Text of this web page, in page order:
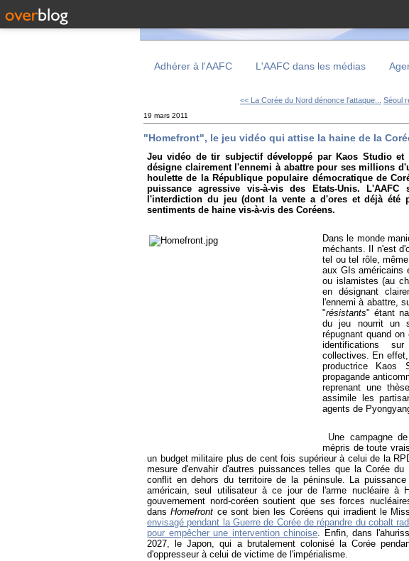
Adhérer à l'AAFC L'AAFC dans les médias
<< La Corée du Nord dénonce l'attaque... Séoul
19 mars 2011
"Homefront", le jeu vidéo qui attise la haine de la
Jeu vidéo de tir subjectif développé par Kaos Studio et
désigne clairement l'ennemi à abattre pour ses millions
houlette de la République populaire démocratique de
puissance agressive vis-à-vis des Etats-Unis.
l'interdiction du jeu (dont la vente a d'ores et déjà été
sentiments de haine vis-à-vis des Coréens.
Dans le monde
méchants. Il n'est
tel ou tel rôle,
aux GIs américains
ou islamistes (au
en désignant
l'ennemi à abattre,
"résistants" étant
du jeu nourrit un
répugnant quand
identifications
collectives. En
productrice
propagande
reprenant une
assimile les
agents de
Une campagne
mépris de toute
un budget militaire plus de cent fois supérieur à celui de la
mesure d'envahir d'autres puissances telles que la Corée
conflit en dehors du territoire de la péninsule. La
américain, seul utilisateur à ce jour de l'arme nucléaire à
gouvernement nord-coréen soutient que ses forces
dansHomefront ce sont bien les Coréens qui irradient le
envisagé pendant la Guerre de Corée de répandre du cobalt
pour empêcher une intervention chinoise. Enfin, dans
2027, le Japon, qui a brutalement colonisé la Corée
d'oppresseur à celui de victime de l'impérialisme.